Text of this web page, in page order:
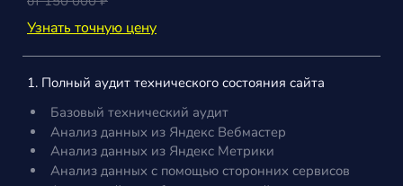
Узнать точную цену
1. Полный аудит технического состояния сайта
Базовый технический аудит
Анализ данных из Яндекс Вебмастер
Анализ данных из Яндекс Метрики
Анализ данных с помощью сторонних сервисов